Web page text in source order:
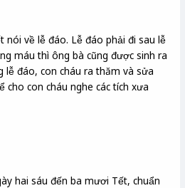
nói về lễ đáo. Lễ đáo phải đi sau lễ
máu thì ông bà cũng được sinh ra
lễ đáo, con cháu ra thăm và sửa
cho con cháu nghe các tích xưa
hai sáu đến ba mươi Tết, chuẩn